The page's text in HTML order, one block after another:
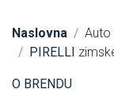
Naslovna Auto
PIRELLI
O BRENDU